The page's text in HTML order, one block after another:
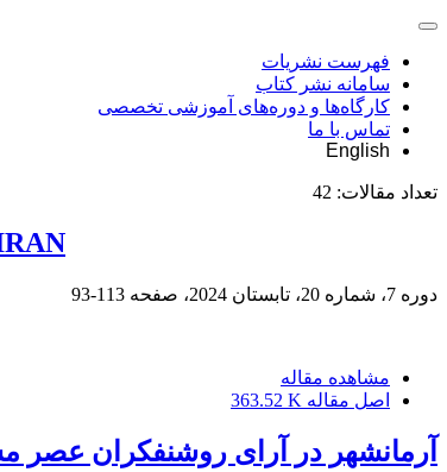
فهرست نشریات
سامانه نشر کتاب
کارگاه‌ها و دوره‌های آموزشی تخصصی
تماس با ما
English
تعداد مقالات: 42
دوره 7، شماره 20، تابستان 2024، صفحه 113-93
مشاهده مقاله
اصل مقاله 363.52 K
آرمانشهر در آرای روشنفکران عصر